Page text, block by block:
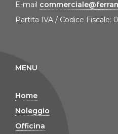
E-mail
Partita IVA / Codice Fiscale:
MENU
Home
Noleggio
Officina